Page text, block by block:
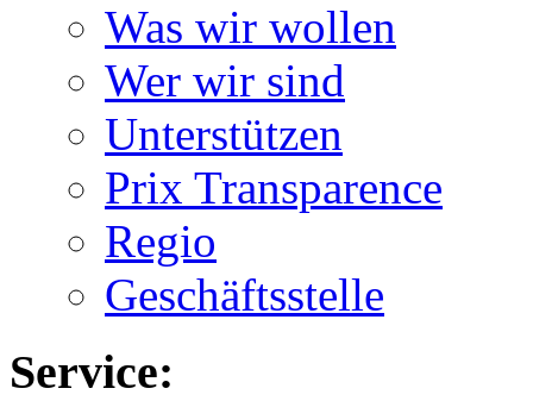
Was wir wollen
Wer wir sind
Unterstützen
Prix Transparence
Regio
Geschäftsstelle
Service: